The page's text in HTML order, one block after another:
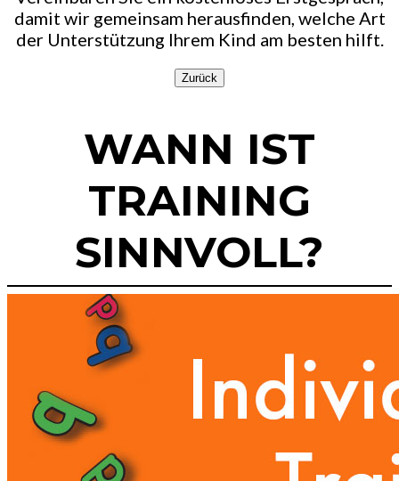
damit wir gemeinsam herausfinden, welche Art
der Unterstützung Ihrem Kind am besten hilft.
Zurück
WANN IST
TRAINING
SINNVOLL?